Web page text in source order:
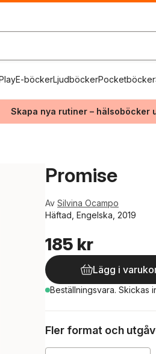
E-böckerLjudböckerPocketböcker
Skapa nya rutiner – hälsoböcker
Promise
Av Silvina Ocampo
Häftad, Engelska, 2019
185 kr
Lägg i
Beställningsvara. Skickas
Fler format och